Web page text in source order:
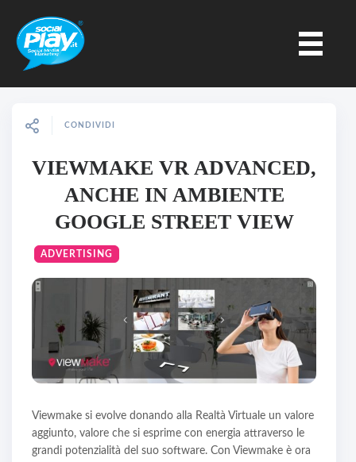
CONDIVIDI
VIEWMAKE VR ADVANCED,
ANCHE IN AMBIENTE
GOOGLE STREET VIEW
ADVERTISING
Viewmake si evolve donando alla Realtà Virtuale un valore
aggiunto, valore che si esprime con energia attraverso le
grandi potenzialità del suo software. Con Viewmake è ora